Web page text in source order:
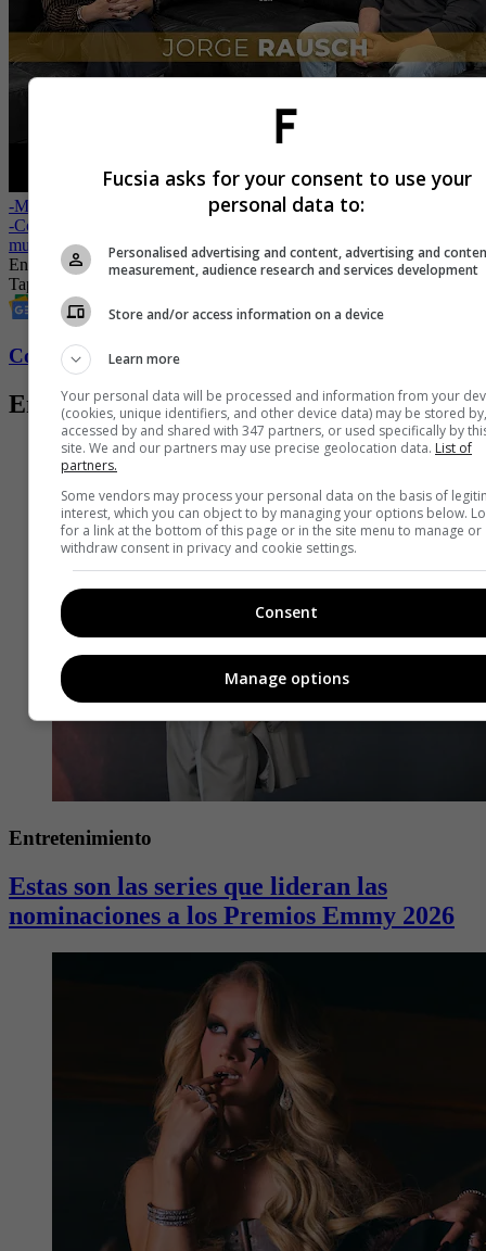
-Michelle Trachtenberg: series y películas donde actuó
-Coke Studio aterriza en Colombia para revolucionar la escena
musical
EntretenimientoJorge RauschChefMasterchef celebrity 2023Daniela
Tapia
Conozca más de Fucsia aquí
Entradas relacionadas
Entretenimiento
Estas son las series que lideran las
nominaciones a los Premios Emmy 2026
Fucsia asks for your consent to use your
personal data to:
Personalised advertising and content, advertising and
measurement, audience research and services development
Store and/or access information on a device
Learn more
Your personal data will be processed and information from your
(cookies, unique identifiers, and other device data) may be stored by,
accessed by and shared with 347 partners, or used specifically by
site. We and our partners may use precise geolocation data. List of
partners.
Some vendors may process your personal data on the basis of
interest, which you can object to by managing your options below.
for a link at the bottom of this page or in the site menu to manage or
withdraw consent in privacy and cookie settings.
Consent
Manage options